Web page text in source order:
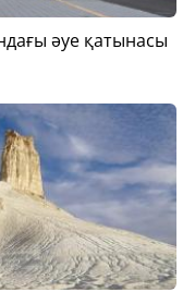
әуе қатынасы